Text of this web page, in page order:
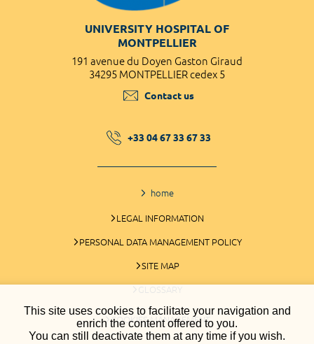
This site uses cookies to facilitate your navigation and
enrich the content offered to you.
You can still deactivate them at any time if you wish.
UNIVERSITY HOSPITAL OF
MONTPELLIER
191 avenue du Doyen Gaston Giraud
34295 MONTPELLIER cedex 5
Contact us
+33 04 67 33 67 33
home
LEGAL INFORMATION
PERSONAL DATA MANAGEMENT POLICY
SITE MAP
GLOSSARY
COOKIES MANAGEMENT